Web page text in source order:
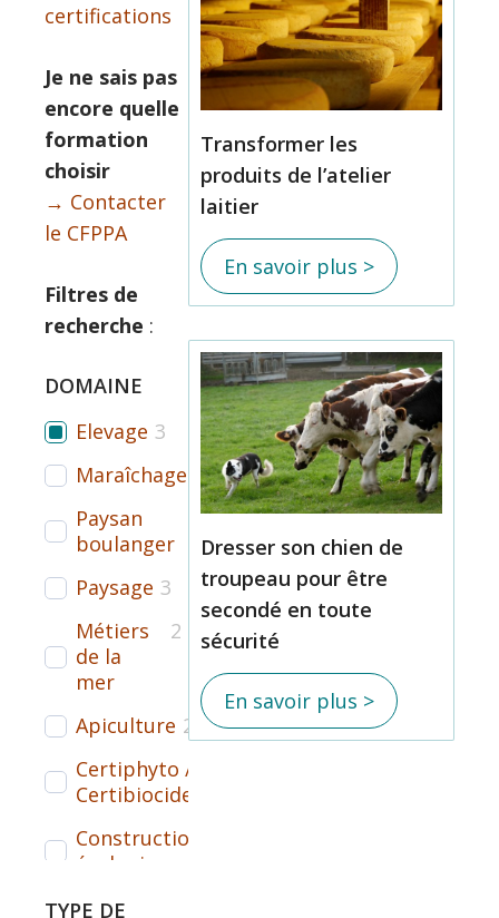
certifications
Je ne sais pas
encore quelle
formation
choisir
→ Contacter
le CFPPA
Filtres de
recherche :
DOMAINE
Elevage 3
Maraîchage 3
Paysan
boulanger
3
Paysage 3
Métiers
de la
mer
2
Apiculture 2
Certiphyto /
Certibiocide
Construction
écologique
VAE 1
TYPE DE
Transformer les
produits de l’atelier
laitier
En savoir plus >
Dresser son chien de
troupeau pour être
secondé en toute
sécurité
En savoir plus >